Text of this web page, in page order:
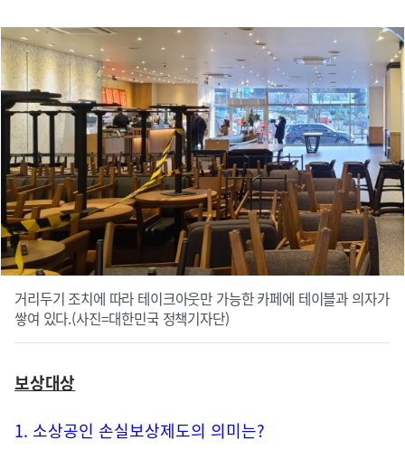
거리두기 조치에 따라 테이크아웃만 가능한 카페에 테이블과 의자가
쌓여 있다.(사진=대한민국 정책기자단)
보상대상
1. 소상공인 손실보상제도의 의미는?